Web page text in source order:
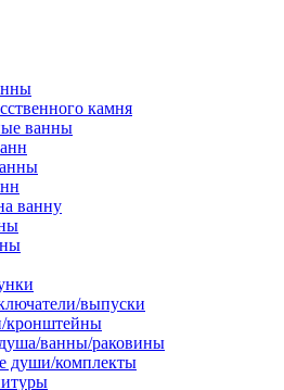
камня
ванны
ванну
выпуски
кронштейны
ванны/раковины
души/комплекты